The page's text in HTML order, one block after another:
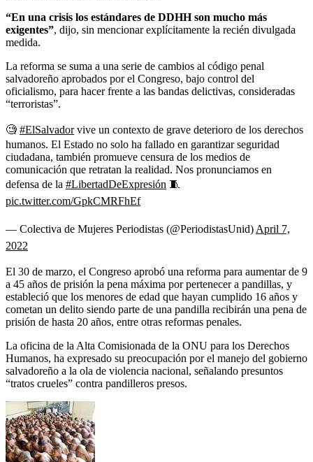
“En una crisis los estándares de DDHH son mucho más
exigentes”, dijo, sin mencionar explícitamente la recién divulgada
medida.
La reforma se suma a una serie de cambios al código penal
salvadoreño aprobados por el Congreso, bajo control del
oficialismo, para hacer frente a las bandas delictivas, consideradas
“terroristas”.
🧐 #ElSalvadorvive un contexto de grave deterioro de los derechos
humanos. El Estado no solo ha fallado en garantizar seguridad
ciudadana, también promueve censura de los medios de
comunicación que retratan la realidad. Nos pronunciamos en
defensa de la #LibertadDeExpresión 🧵
pic.twitter.com/GpkCMRFhEf
— Colectiva de Mujeres Periodistas (@PeriodistasUnid) April 7,
2022
El 30 de marzo, el Congreso aprobó una reforma para aumentar de 9
a 45 años de prisión la pena máxima por pertenecer a pandillas, y
estableció que los menores de edad que hayan cumplido 16 años y
cometan un delito siendo parte de una pandilla recibirán una pena de
prisión de hasta 20 años, entre otras reformas penales.
La oficina de la Alta Comisionada de la ONU para los Derechos
Humanos, ha expresado su preocupación por el manejo del gobierno
salvadoreño a la ola de violencia nacional, señalando presuntos
“tratos crueles” contra pandilleros presos.